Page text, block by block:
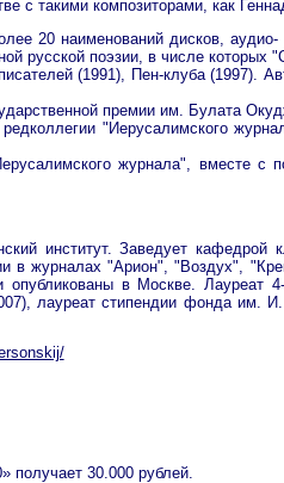
с такими композиторами, как
20 наименований дисков,
русской поэзии, в числе
(1991), Пен-клуба (1997).
премии им. Булата
"Иерусалимского
журнала", вместе с
институт. Заведует кафедрой
в журналах "Арион", "Воздух",
в Москве. Лауреат
лауреат стипендии фонда им.
получает 30.000 рублей.